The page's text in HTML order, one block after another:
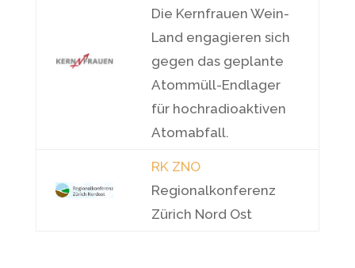
Die Kernfrauen Wein-
Land engagieren sich
gegen das geplante
Atommüll-Endlager
für hochradioaktiven
Atomabfall.
RK ZNO
Regionalkonferenz
Zürich Nord Ost